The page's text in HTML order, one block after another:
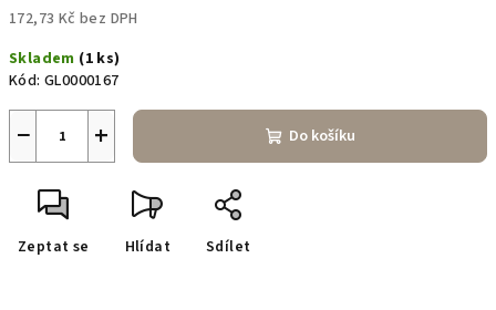
172,73 Kč bez DPH
cena:
Skladem (1 ks)
Kód: GL0000167
+
− Do košíku
Zeptat se Hlídat Sdílet